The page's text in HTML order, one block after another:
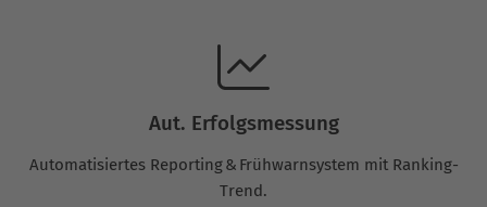
Aut. Erfolgsmessung
Automatisiertes Reporting & Frühwarnsystem mit Ranking-
Trend.